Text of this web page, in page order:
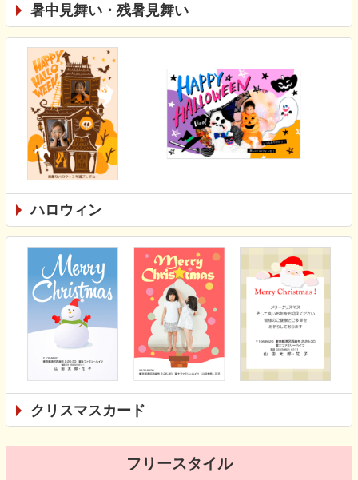
暑中見舞い・残暑見舞い
ハロウィン
クリスマスカード
フリースタイル